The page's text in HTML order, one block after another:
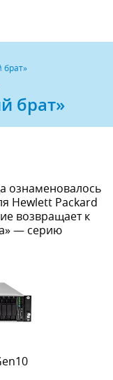
брат»
брат»
ознаменовалось
Hewlett Packard
возвращает к
— серию